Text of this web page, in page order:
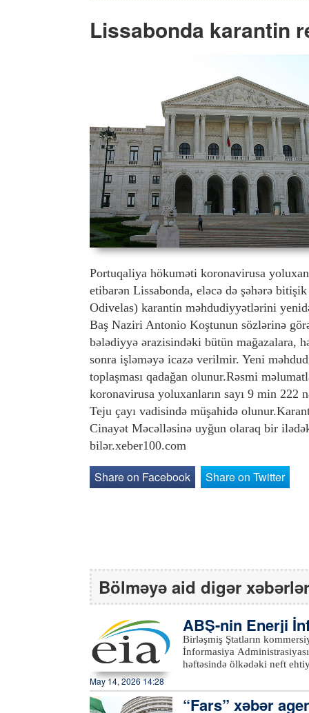
Lissabonda karantin
Portuqaliya hökuməti koronavirusa
etibarən Lissabonda, eləcə də şəhərə
Odivelas) karantin məhdudiyyətlərini
Baş Naziri Antonio Koştunun sözlərinə
bələdiyyə ərazisindəki bütün mağazalara,
sonra işləməyə icazə verilmir. Yeni
toplaşması qadağan olunur.Rəsmi
koronavirusa yoluxanların sayı 9 min 222
Teju çayı vadisində müşahidə
Cinayət Məcəlləsinə uyğun olaraq bir
bilər.xeber100.com
Share on Facebook Share on Twitter
Bölməyə aid digər xəbərlər
ABŞ-nin Enerji
tı əsasında…
Birləşmiş Ştatların kommersiya xam neft
İnformasiya Administrasiyasının (EIA)
həftəsində ölkədəki neft
Birləşmiş Ştatların
milyon 600 min barel
May 14, 2026 14:28
“Fars” xəbər